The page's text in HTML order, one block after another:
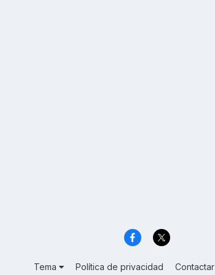
Tema Política de privacidad Contactar